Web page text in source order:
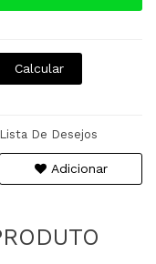
Calcular
Lista De Desejos
Adicionar